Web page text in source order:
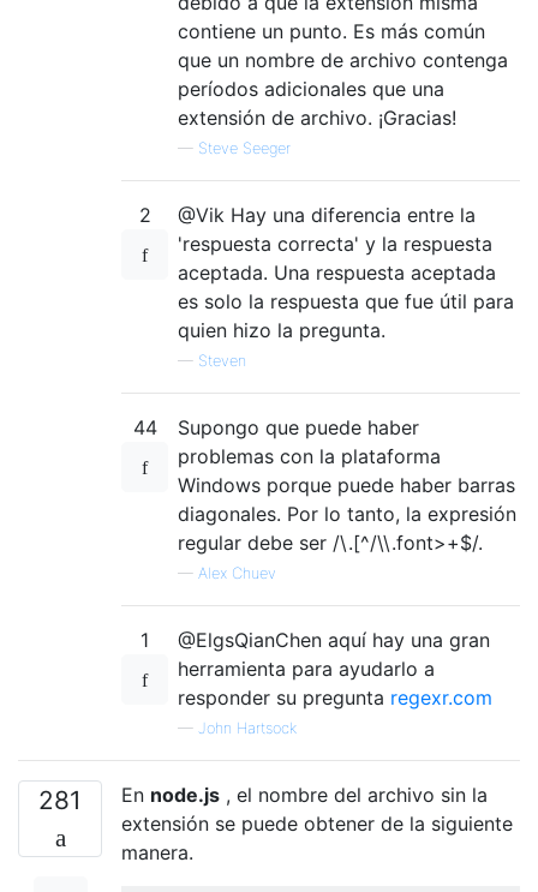
contiene un punto. Es más común
que un nombre de archivo contenga
períodos adicionales que una
extensión de archivo. ¡Gracias!
— Steve Seeger
2
@Vik Hay una diferencia entre la
'respuesta correcta' y la respuesta
aceptada. Una respuesta aceptada
es solo la respuesta que fue útil para
quien hizo la pregunta.
— Steven
44
Supongo que puede haber
problemas con la plataforma
Windows porque puede haber barras
diagonales. Por lo tanto, la expresión
regular debe ser /\.[^/\\.font>+$/.
— Alex Chuev
1
@ElgsQianChen aquí hay una gran
herramienta para ayudarlo a
responder su pregunta regexr.com
— John Hartsock
281 En node.js , el nombre del archivo sin la
extensión se puede obtener de la siguiente
manera.